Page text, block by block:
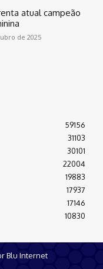
atual campeão
de 2025
59156
31103
30101
22004
19883
17937
17146
10830
Blu Internet